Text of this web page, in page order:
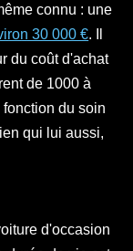
connu : une
30 000 €. Il
du coût d'achat
de 1000 à
du soin
qui lui aussi,
d'occasion